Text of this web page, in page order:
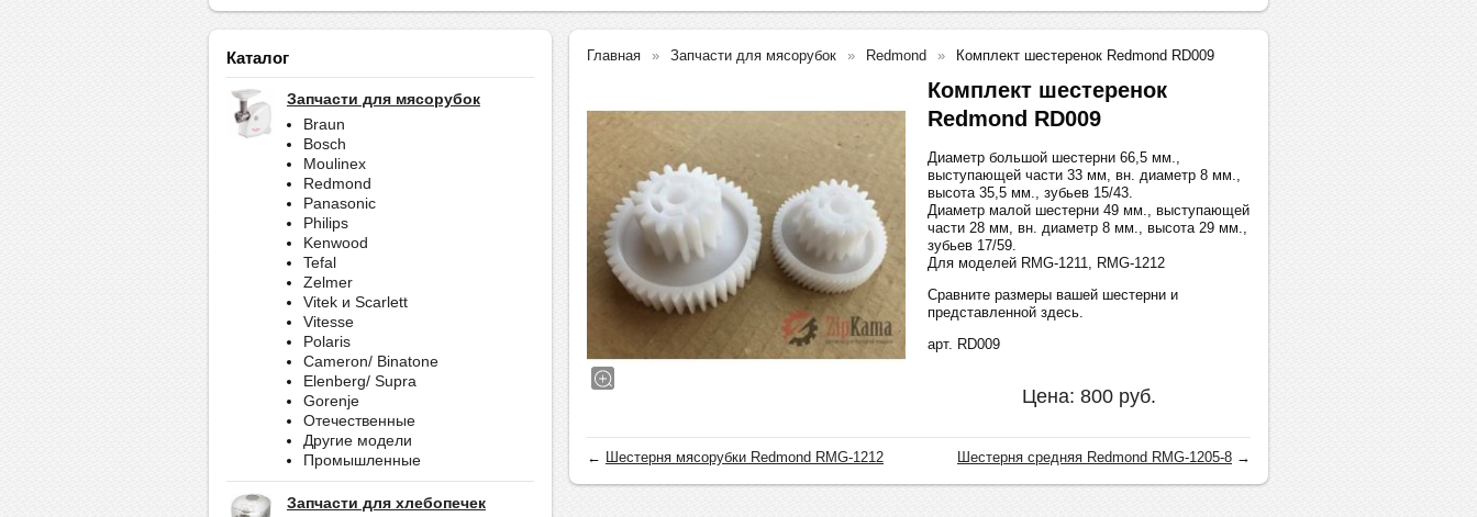
Каталог
Запчасти для мясорубок
Braun
Bosch
Moulinex
Redmond
Panasonic
Philips
Kenwood
Tefal
Zelmer
Vitek и Scarlett
Vitesse
Polaris
Cameron/ Binatone
Elenberg/ Supra
Gorenje
Отечественные
Другие модели
Промышленные
Запчасти для хлебопечек
Главная Запчасти для мясорубок Redmond Комплект шестеренок Redmond RD009
Комплект шестеренок
Redmond RD009
Диаметр большой шестерни 66,5 мм.,
выступающей части 33 мм, вн. диаметр 8 мм.,
высота 35,5 мм., зубьев 15/43.
Диаметр малой шестерни 49 мм., выступающей
части 28 мм, вн. диаметр 8 мм., высота 29 мм.,
зубьев 17/59.
Для моделей RMG-1211, RMG-1212
Сравните размеры вашей шестерни и
представленной здесь.
арт. RD009
Цена: 800 руб.
← Шестерня мясорубки Redmond RMG-1212 Шестерня средняя Redmond RMG-1205-8 →